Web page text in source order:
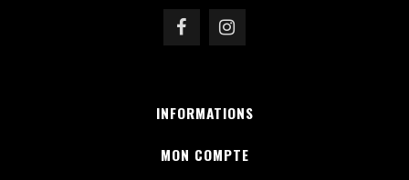
INFORMATIONS
MON COMPTE